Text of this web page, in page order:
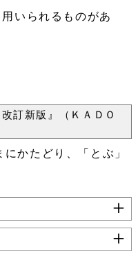
いられるものがあ
訂新版』（ＫＡＤＯ
かたどり、「とぶ」